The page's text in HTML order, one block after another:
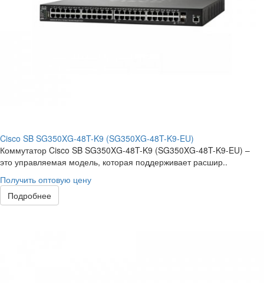
Cisco SB SG350XG-48T-K9 (SG350XG-48T-K9-EU)
Коммутатор Cisco SB SG350XG-48T-K9 (SG350XG-48T-K9-EU) –
это управляемая модель, которая поддерживает расшир..
Получить оптовую цену
Подробнее